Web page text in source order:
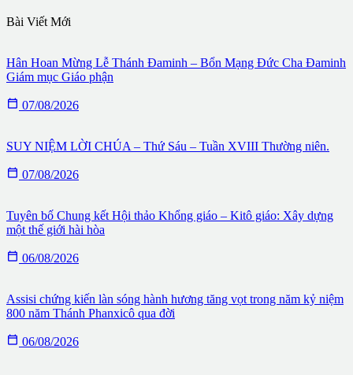
Bài Viết Mới
Hân Hoan Mừng Lễ Thánh Đaminh – Bổn Mạng Đức Cha Đaminh
Giám mục Giáo phận
 07/08/2026
SUY NIỆM LỜI CHÚA – Thứ Sáu – Tuần XVIII Thường niên.
 07/08/2026
Tuyên bố Chung kết Hội thảo Khổng giáo – Kitô giáo: Xây dựng
một thế giới hài hòa
 06/08/2026
Assisi chứng kiến làn sóng hành hương tăng vọt trong năm kỷ niệm
800 năm Thánh Phanxicô qua đời
 06/08/2026